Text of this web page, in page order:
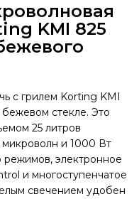
KMI 825
с грилем Korting KMI
стекле. Это
25 литров
и 1000 Вт
режимов, электронное
и многоступенчатое
свечением удобен